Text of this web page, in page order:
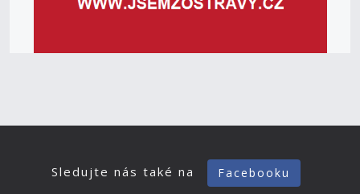
Sledujte nás také na Facebooku